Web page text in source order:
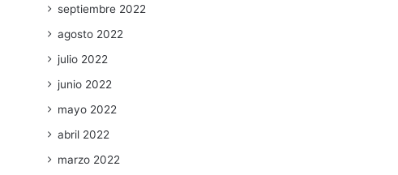
septiembre 2022
agosto 2022
julio 2022
junio 2022
mayo 2022
abril 2022
marzo 2022